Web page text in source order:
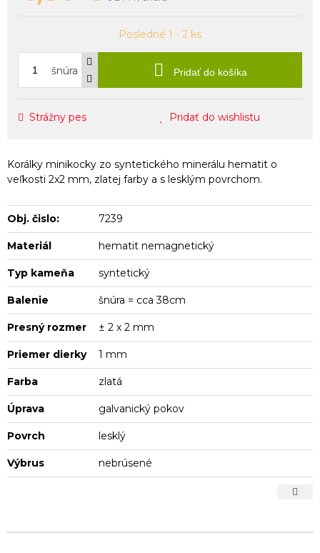
Posledné 1 - 2 ks
šnúra Pridať do košíka
Strážny pes Pridať do wishlistu
Korálky minikocky zo syntetického minerálu hematit o
veľkosti 2x2 mm, zlatej farby a s lesklým povrchom.
Obj. čislo: 7239
Materiál hematit nemagnetický
Typ kameňa syntetický
Balenie šnúra = cca 38cm
Presný rozmer ± 2 x 2 mm
Priemer dierky 1 mm
Farba zlatá
Úprava galvanický pokov
Povrch lesklý
Výbrus nebrúsené